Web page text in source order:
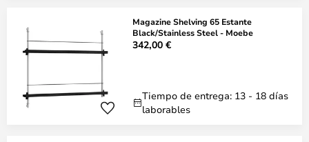
Magazine Shelving 65 Estante
Black/Stainless Steel - Moebe
342,00 €
Tiempo de entrega: 13 - 18 días
laborables